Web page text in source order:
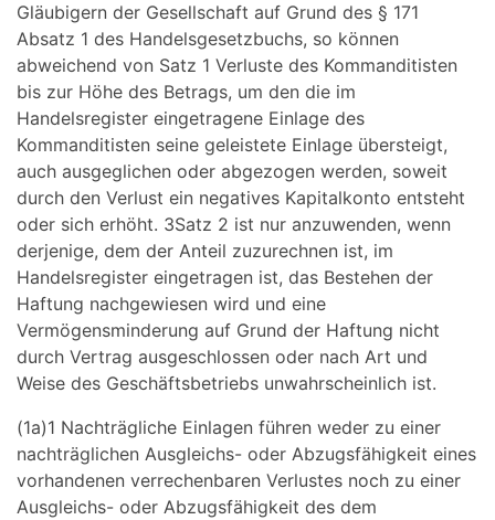
Gläubigern der Gesellschaft auf Grund des § 171
Absatz 1 des Handelsgesetzbuchs, so können
abweichend von Satz 1 Verluste des Kommanditisten
bis zur Höhe des Betrags, um den die im
Handelsregister eingetragene Einlage des
Kommanditisten seine geleistete Einlage übersteigt,
auch ausgeglichen oder abgezogen werden, soweit
durch den Verlust ein negatives Kapitalkonto entsteht
oder sich erhöht. 3Satz 2 ist nur anzuwenden, wenn
derjenige, dem der Anteil zuzurechnen ist, im
Handelsregister eingetragen ist, das Bestehen der
Haftung nachgewiesen wird und eine
Vermögensminderung auf Grund der Haftung nicht
durch Vertrag ausgeschlossen oder nach Art und
Weise des Geschäftsbetriebs unwahrscheinlich ist.
(1a)1 Nachträgliche Einlagen führen weder zu einer
nachträglichen Ausgleichs- oder Abzugsfähigkeit eines
vorhandenen verrechenbaren Verlustes noch zu einer
Ausgleichs- oder Abzugsfähigkeit des dem